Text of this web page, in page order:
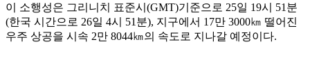
이 소행성은 그리니치 표준시(GMT)기준으로 25일 19시 51분
(한국 시간으로 26일 4시 51분), 지구에서 17만 3000㎞ 떨어진
우주 상공을 시속 2만 8044㎞의 속도로 지나갈 예정이다.